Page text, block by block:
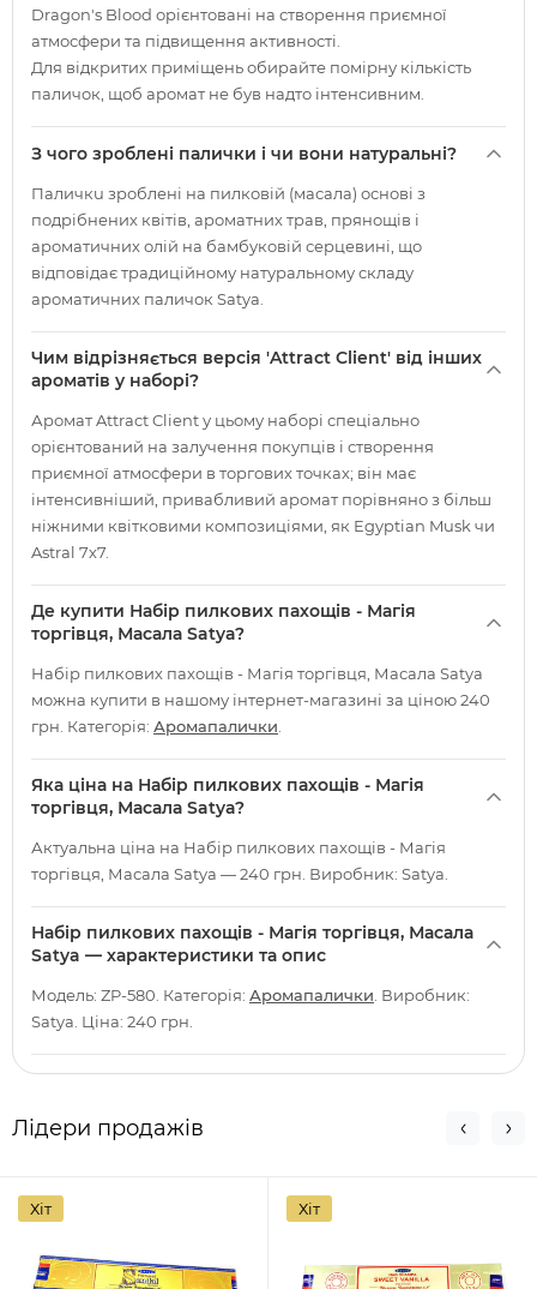
Dragon's Blood орієнтовані на створення приємної
атмосфери та підвищення активності.
Для відкритих приміщень обирайте помірну кількість
паличок, щоб аромат не був надто інтенсивним.
З чого зроблені палички і чи вони натуральні?
Паличкu зроблені на пилковій (масала) основі з
подрібнених квітів, ароматних трав, прянощів і
ароматичних олій на бамбуковій серцевині, що
відповідає традиційному натуральному складу
ароматичних паличок Satya.
Чим відрізняється версія 'Attract Client' від інших
ароматів у наборі?
Аромат Attract Client у цьому наборі спеціально
орієнтований на залучення покупців і створення
приємної атмосфери в торгових точках; він має
інтенсивніший, привабливий аромат порівняно з більш
ніжними квітковими композиціями, як Egyptian Musk чи
Astral 7х7.
Де купити Набір пилкових пахощів - Магія
торгівця, Масала Satya?
Набір пилкових пахощів - Магія торгівця, Масала Satya
можна купити в нашому інтернет-магазині за ціною 240
грн. Категорія: Аромапалички
Яка ціна на Набір пилкових пахощів - Магія
торгівця, Масала Satya?
Актуальна ціна на Набір пилкових пахощів - Магія
торгівця, Масала Satya — 240 грн. Виробник: Satya.
Набір пилкових пахощів - Магія торгівця, Масала
Satya — характеристики та опис
Модель: ZP-580. Категорія: Аромапалички . Виробник:
Satya. Ціна: 240 грн.
Лідери продажів
Хіт Хіт